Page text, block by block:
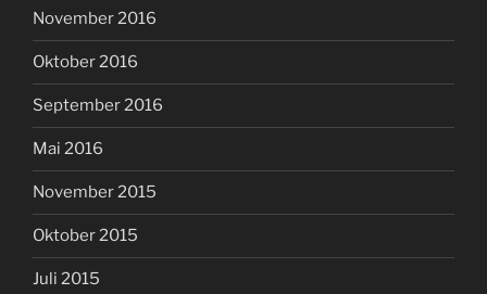
November 2016
Oktober 2016
September 2016
Mai 2016
November 2015
Oktober 2015
Juli 2015